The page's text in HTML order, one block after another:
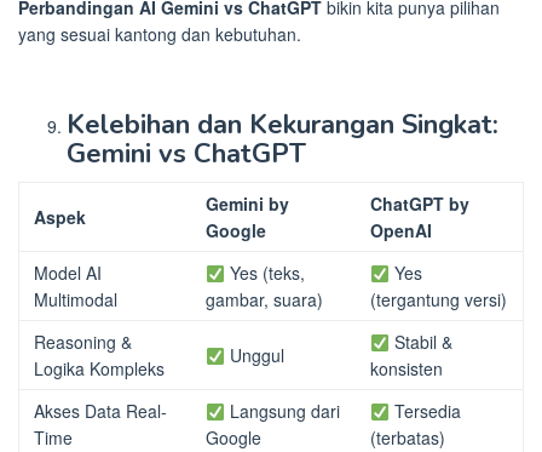
Perbandingan AI Gemini vs ChatGPT bikin kita punya pilihan
yang sesuai kantong dan kebutuhan.
Kelebihan dan Kekurangan Singkat:
Gemini vs ChatGPT
Aspek
Gemini by
Google
ChatGPT by
OpenAI
Model AI
Multimodal
Yes (teks,
gambar, suara)
Yes
(tergantung versi)
Reasoning &
Logika Kompleks
Unggul
Stabil &
konsisten
Akses Data Real-
Time
Langsung dari
Google
Tersedia
(terbatas)